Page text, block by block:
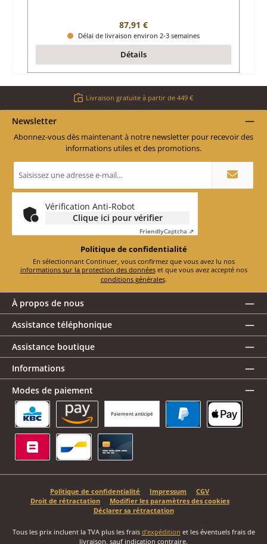
Prix régulier :
87,91 €
Délai de livraison environ 2-3 semaines
Détails
Livraison gratuite à partir de 449 €
Newsletter
Abonnez-vous dès maintenant à notre newsletter pour recevoir des
informations utiles et des promotions.
e-
*
Vérification Anti-Robot
Clique ici pour vérifier
FriendlyCaptcha ⇗
Politique de confidentialité
En sélectionnant Continuer, vous confirmez que vous avez lu nos
informations sur la protection des données
et que vous avez accepté nos
conditions générales.
À propos de nous
Assistance téléphonique
Assistance boutique
Informations
Modes de paiement
Paiement anticipé
KBC/CBC Payment Button
Amazon Pay
Politique de confidentialité Impressum
CGV
Droit de rétractation
Modifier les paramètres des cookies
Déclarer sa rétractation
Tous les prix incluent la TVA plus les frais d'expédition et les éventuels frais de
livraison, sauf indication contraire.